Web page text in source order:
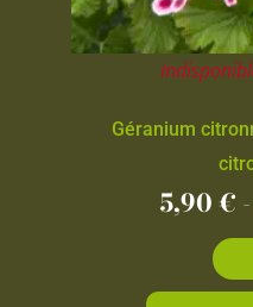
Géranium
5,90€ -